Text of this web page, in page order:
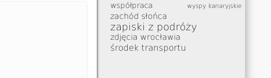
współpraca wyspy kanaryjskie
zachód słońca
zapiski z podróży
zdjęcia wrocławia
środek transportu